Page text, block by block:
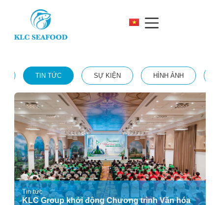
TIN TỨC SỰ KIỆN HÌNH ẢNH
Tin tức
KLC Group khởi động Chương trình Văn hóa